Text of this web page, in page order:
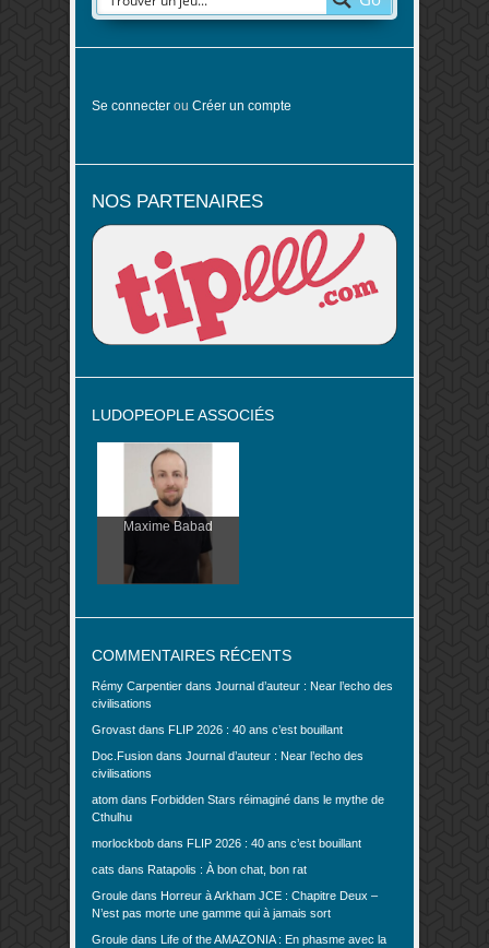
Se connecter ou Créer un compte
NOS PARTENAIRES
LUDOPEOPLE ASSOCIÉS
Maxime Babad
COMMENTAIRES RÉCENTS
Rémy Carpentier dans Journal d’auteur : Near l’echo des
civilisations
Grovast dans FLIP 2026 : 40 ans c’est bouillant
Doc.Fusion dans Journal d’auteur : Near l’echo des
civilisations
atom dans Forbidden Stars réimaginé dans le mythe de
Cthulhu
morlockbob dans FLIP 2026 : 40 ans c’est bouillant
cats dans Ratapolis : À bon chat, bon rat
Groule dans Horreur à Arkham JCE : Chapitre Deux –
N’est pas morte une gamme qui à jamais sort
Groule dans Life of the AMAZONIA : En phasme avec la